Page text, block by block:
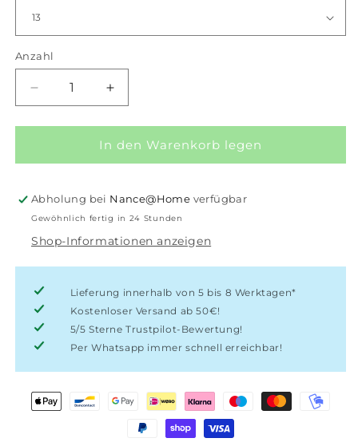
Anzahl
Anzahl
Verringere
die
Menge
Kidz
Shiny
Steel
Erhöhe
die
Menge
für
Kidz
Shiny
Steel
In den Warenkorb legen
Abholung bei Nance@Home verfügbar
Gewöhnlich fertig in 24 Stunden
Shop-Informationen anzeigen
Lieferung innerhalb von 5 bis 8 Werktagen*
Kostenloser Versand ab 50€!
5/5 Sterne Trustpilot-Bewertung!
Per Whatsapp immer schnell erreichbar!